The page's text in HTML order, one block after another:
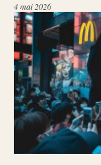
4 mai 2026